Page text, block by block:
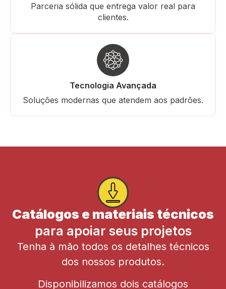
Parceria sólida que entrega valor real para
clientes.
Tecnologia Avançada
Soluções modernas que atendem aos padrões.
Catálogos e materiais técnicos
para apoiar seus projetos
Tenha à mão todos os detalhes técnicos
dos nossos produtos.
Disponibilizamos dois catálogos